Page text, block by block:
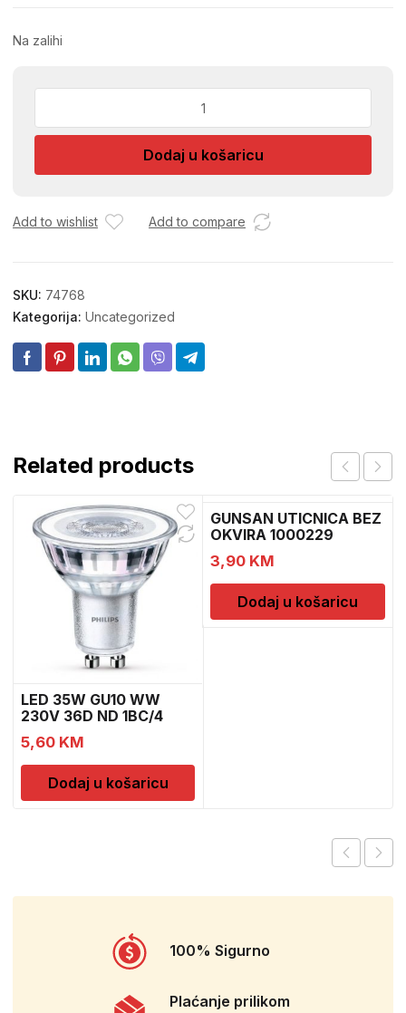
Na zalihi
EKSIMOR
količina
Dodaj u košaricu
Add to wishlist Add to compare
SKU: 74768
Kategorija: Uncategorized
Related products
LED 35W GU10 WW
230V 36D ND 1BC/4
5,60 KM
Dodaj u košaricu
GUNSAN UTICNICA BEZ
OKVIRA 1000229
3,90 KM
Dodaj u košaricu
100% Sigurno
Plaćanje prilikom